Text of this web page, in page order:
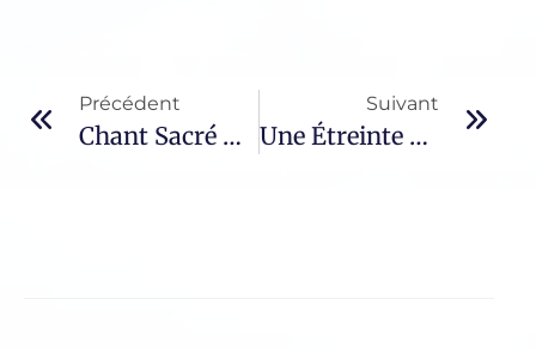
Précédent
Chant Sacré – 307 / Wolfgang Amadeus Mozart
Suivant
Une Étreinte De Feu – 541 / Benoît XVI